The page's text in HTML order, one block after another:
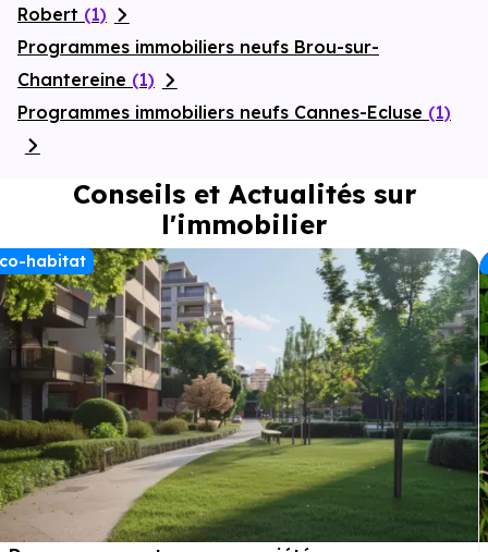
Robert (1)
Programmes immobiliers neufs Brou-sur-
Chantereine (1)
Programmes immobiliers neufs Cannes-Ecluse (1)
Conseils et Actualités sur
l'immobilier
habitat